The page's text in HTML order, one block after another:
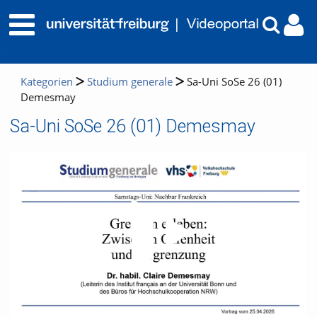
Kategorien Studium generale
Sa-Uni SoSe 26 (01)
Demesmay
Sa-Uni SoSe 26 (01) Demesmay